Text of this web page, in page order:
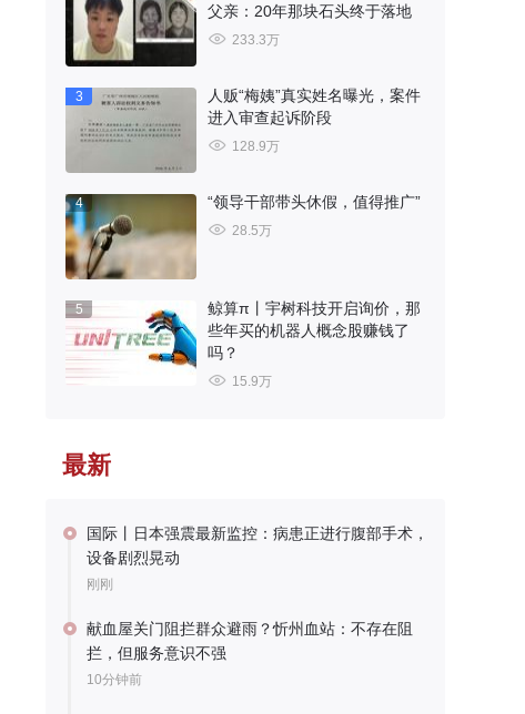
父亲：20年那块石头终于落地
233.3万
3
人贩“梅姨”真实姓名曝光，案件
进入审查起诉阶段
128.9万
4 “领导干部带头休假，值得推广”
28.5万
5
鲸算π丨宇树科技开启询价，那
些年买的机器人概念股赚钱了
吗？
15.9万
最新
国际丨日本强震最新监控：病患正进行腹部手术，
设备剧烈晃动
刚刚
献血屋关门阻拦群众避雨？忻州血站：不存在阻
拦，但服务意识不强
10分钟前